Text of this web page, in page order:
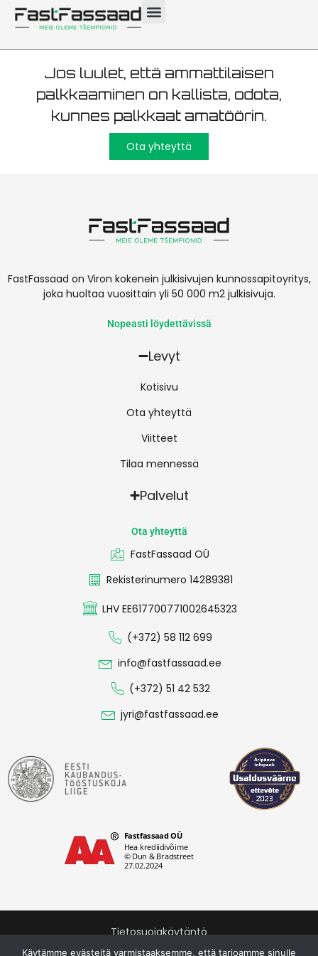
maalaus ja rappaus
Jos luulet, että ammattilaisen
palkkaaminen on kallista, odota,
kunnes palkkaat amatöörin.
Ota yhteyttä
FastFassaad on Viron kokenein julkisivujen kunnossapitoyritys,
joka huoltaa vuosittain yli 50 000 m2 julkisivuja.
Nopeasti löydettävissä
Levyt
Kotisivu
Ota yhteyttä
Viitteet
Tilaa mennessä
Palvelut
Ota yhteyttä
FastFassaad OÜ
Rekisterinumero 14289381
LHV EE617700771002645323
(+372) 58 112 699
info@fastfassaad.ee
(+372) 51 42 532
jyri@fastfassaad.ee
Tietosuojakäytäntö
Käytämme evästeitä varmistaaksemme, että tarjoamme sinulle